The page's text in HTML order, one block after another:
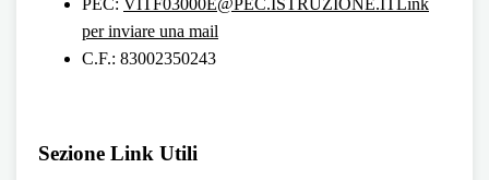
PEC: VITF03000E@PEC.ISTRUZIONE.ITLink
per inviare una mail
C.F.: 83002350243
Sezione Link Utili